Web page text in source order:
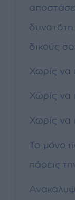
δικούς
Χωρίς να
Χωρίς να
Χωρίς να
Το μόνο
πάρεις